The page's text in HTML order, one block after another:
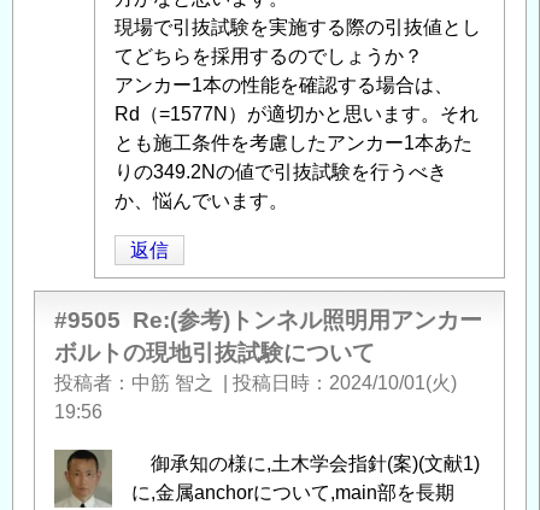
へ
返
信
照
明
用
ア
ン
カ
ー
ル
ト
地
引
現場で引抜試験を実施する際の引抜値とし
てどちらを採用するのでしょうか？
アンカー1本の性能を確認する場合は、
Rd（=1577N）が適切かと思います。それ
とも施工条件を考慮したアンカー1本あた
りの349.2Nの値で引抜試験を行うべき
か、悩んでいます。
返信
#9505 Re:(参考)トンネル照明用アンカー
ボルトの現地引抜試験について
投稿者 中筋 智之 投稿日時
2024/10/01(火)
19:56
御承知の様に,土木学会指針(案)(文献1)
に,金属anchorについて,main部を長期